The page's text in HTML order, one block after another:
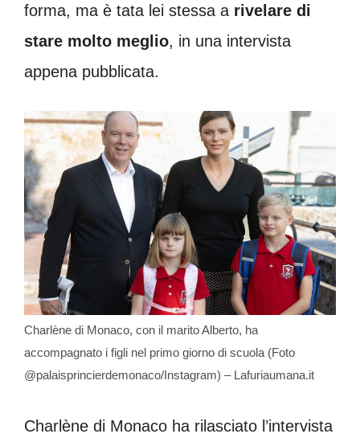
forma, ma è tata lei stessa a rivelare di
stare molto meglio, in una intervista
appena pubblicata.
Charlène di Monaco, con il marito Alberto, ha
accompagnato i figli nel primo giorno di scuola (Foto
@palaisprincierdemonaco/Instagram) – Lafuriaumana.it
Charlène di Monaco ha rilasciato l’intervista